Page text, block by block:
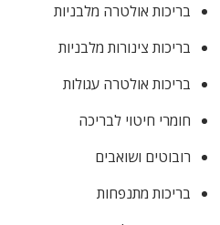
בריכות אולטרה מלבניות
בריכות צינורות מלבניות
בריכות אולטרה עגולות
חומרי חיטוי לבריכה
רובוטים ושואבים
בריכות מתנפחות